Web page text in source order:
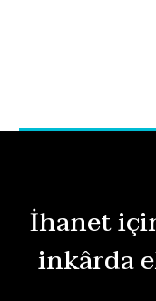
İhanet
inkârda